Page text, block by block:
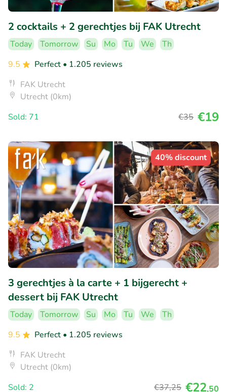
2 cocktails + 2 gerechtjes bij FAK Utrecht
Today Tomorrow Su Mo Tu We
Th
9.5
Perfect • 1.205 reviews
FAK Utrecht
Utrecht (0km)
Sold: 71
€35 €19
40% discount
3 gerechtjes à la carte + 1 bijgerecht +
dessert bij FAK Utrecht
Today Tomorrow Su Mo Tu We
Th
9.5
Perfect • 1.205 reviews
FAK Utrecht
Utrecht (0km)
Sold: 2
€37,25 €22,50